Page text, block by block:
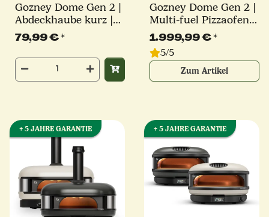
Gozney Dome Gen 2 |
Abdeckhaube kurz |
braun
79,99 €*
Gozney Dome Gen 2 |
Multi-fuel Pizzaofen |
schwarz oder creme
1.999,99 €*
5/5
Zum Artikel
+ 5 JAHRE GARANTIE + 5 JAHRE GARANTIE